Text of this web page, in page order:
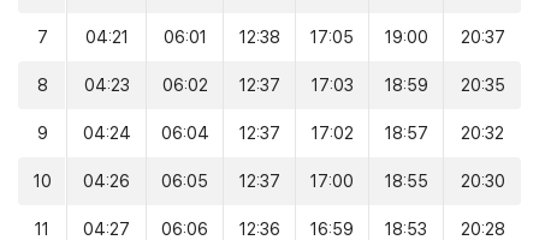
7 04:21 06:01 12:38 17:05 19:00 20:37
8 04:23 06:02 12:37 17:03 18:59 20:35
9 04:24 06:04 12:37 17:02 18:57 20:32
10 04:26 06:05 12:37 17:00 18:55 20:30
11 04:27 06:06 12:36 16:59 18:53 20:28